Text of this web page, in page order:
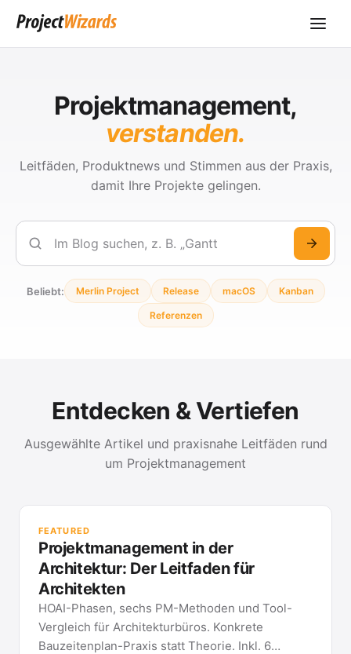
Projektmanagement,
verstanden.
Leitfäden, Produktnews und Stimmen aus der Praxis,
damit Ihre Projekte gelingen.
Suchen
Beliebt: Merlin Project Release macOS Kanban
Referenzen
Entdecken & Vertiefen
Ausgewählte Artikel und praxisnahe Leitfäden rund
um Projektmanagement
FEATURED
Projektmanagement in der
Architektur: Der Leitfaden für
Architekten
HOAI-Phasen, sechs PM-Methoden und Tool-
Vergleich für Architekturbüros. Konkrete
Bauzeitenplan-Praxis statt Theorie. Inkl. 6